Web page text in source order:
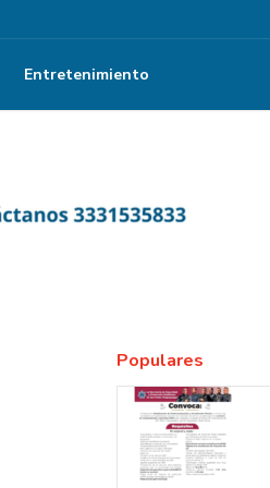
Entretenimiento
Populares